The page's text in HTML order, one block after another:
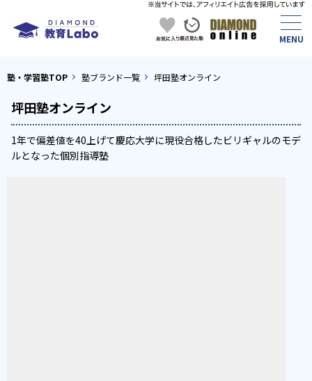
塾・学習塾TOP 塾ブランド一覧 坪田塾オンライン
坪田塾オンライン
1年で偏差値を40上げて慶応大学に現役合格したビリギャルのモデ
ルとなった個別指導塾